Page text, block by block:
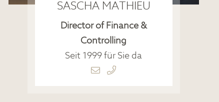
SASCHA MATHIEU
Director of Finance &
Controlling
Seit 1999 für Sie da